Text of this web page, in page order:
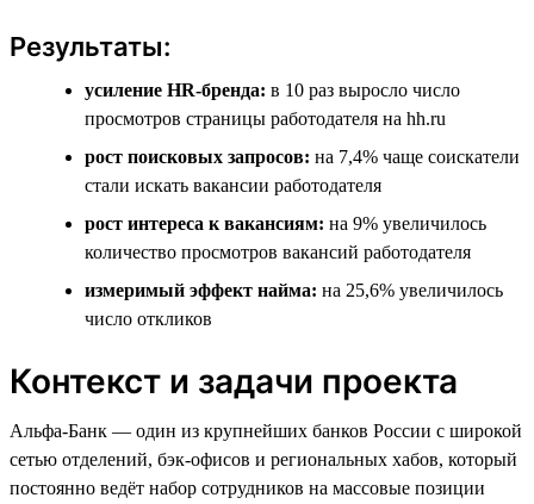
Результаты:
усиление HR-бренда: в 10 раз выросло число
просмотров страницы работодателя на hh.ru
рост поисковых запросов: на 7,4% чаще соискатели
стали искать вакансии работодателя
рост интереса к вакансиям: на 9% увеличилось
количество просмотров вакансий работодателя
измеримый эффект найма: на 25,6% увеличилось
число откликов
Контекст и задачи проекта
Альфа-Банк — один из крупнейших банков России с широкой
сетью отделений, бэк-офисов и региональных хабов, который
постоянно ведёт набор сотрудников на массовые позиции